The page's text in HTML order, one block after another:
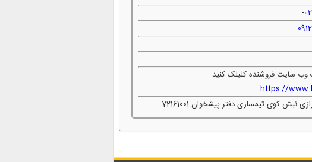
-
وب سایت فروشنده کلیلک کنید.
https://
کوی تیمساری دفتر پیشخوان 72161001